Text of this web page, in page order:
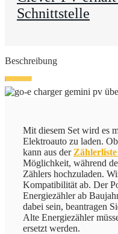
Schnittstelle
Beschreibung
Mit diesem Set wird es
Elektroauto zu laden.
kann aus der Zählerliste
Möglichkeit, während
Zählers hochzuladen.
Kompatibilität ab. Der
Energiezähler ab
dabei sein, beantragen
Alte Energiezähler
ersetzt werden.